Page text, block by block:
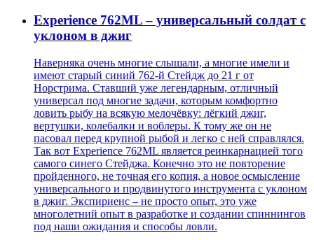
Experience 762ML – универсальный солдат с
уклоном в джиг
Наверняка очень многие слышали, а многие имели и
имеют старый синий 762-й Стейдж до 21 г от
Норстрима. Ставший уже легендарным, отличный
универсал под многие задачи, которым комфортно
ловить рыбу на всякую мелочёвку: лёгкий джиг,
вертушки, колебалки и воблеры. К тому же он не
пасовал перед крупной рыбой и легко с ней справлялся.
Так вот Experience 762ML является реинкарнацией того
самого синего Стейджа. Конечно это не повторение
пройденного, не точная его копия, а новое осмысление
универсального и продвинутого инструмента с уклоном
в джиг. Экспириенс – не просто опыт, это уже
многолетний опыт в разработке и создании спиннингов
под наши ожидания и способы ловли.